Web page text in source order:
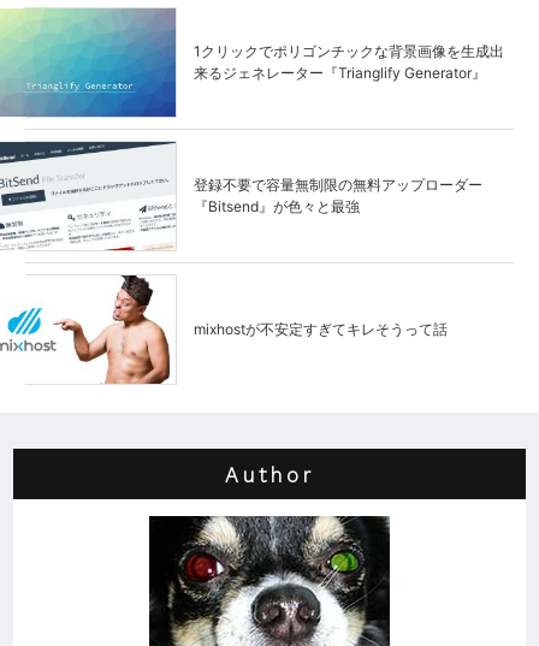
1クリックでポリゴンチックな背景画像を生成出
来るジェネレーター『Trianglify Generator』
登録不要で容量無制限の無料アップローダー
『Bitsend』が色々と最強
mixhostが不安定すぎてキレそうって話
Author